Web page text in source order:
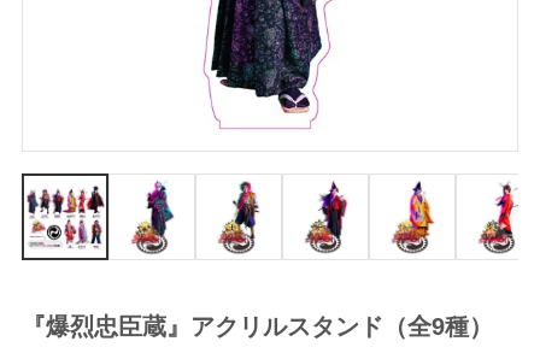
『爆烈忠臣蔵』アクリルスタンド（全9種）